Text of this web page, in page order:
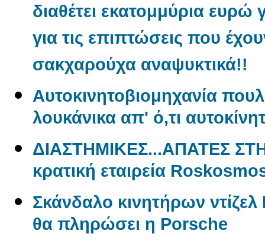
διαθέτει εκατομμύρια ευρώ
για τις επιπτώσεις που
σακχαρούχα αναψυκτικά!!
Aυτοκινητοβιομηχανία
λουκάνικα απ' ό,τι
ΔΙΑΣΤΗΜΙΚΕΣ...ΑΠΑΤΕΣ
κρατική εταιρεία
Σκάνδαλο κινητήρων
θα πληρώσει η Porsche